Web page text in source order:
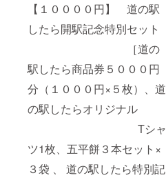
【１００００円】 道の駅
したら開駅記念特別セット
［道の
駅したら商品券５０００円
分（１０００円×５枚）、道
の駅したらオリジナル
Tシャ
ツ1枚、五平餅３本セット×
３袋 、 道の駅したら特別記